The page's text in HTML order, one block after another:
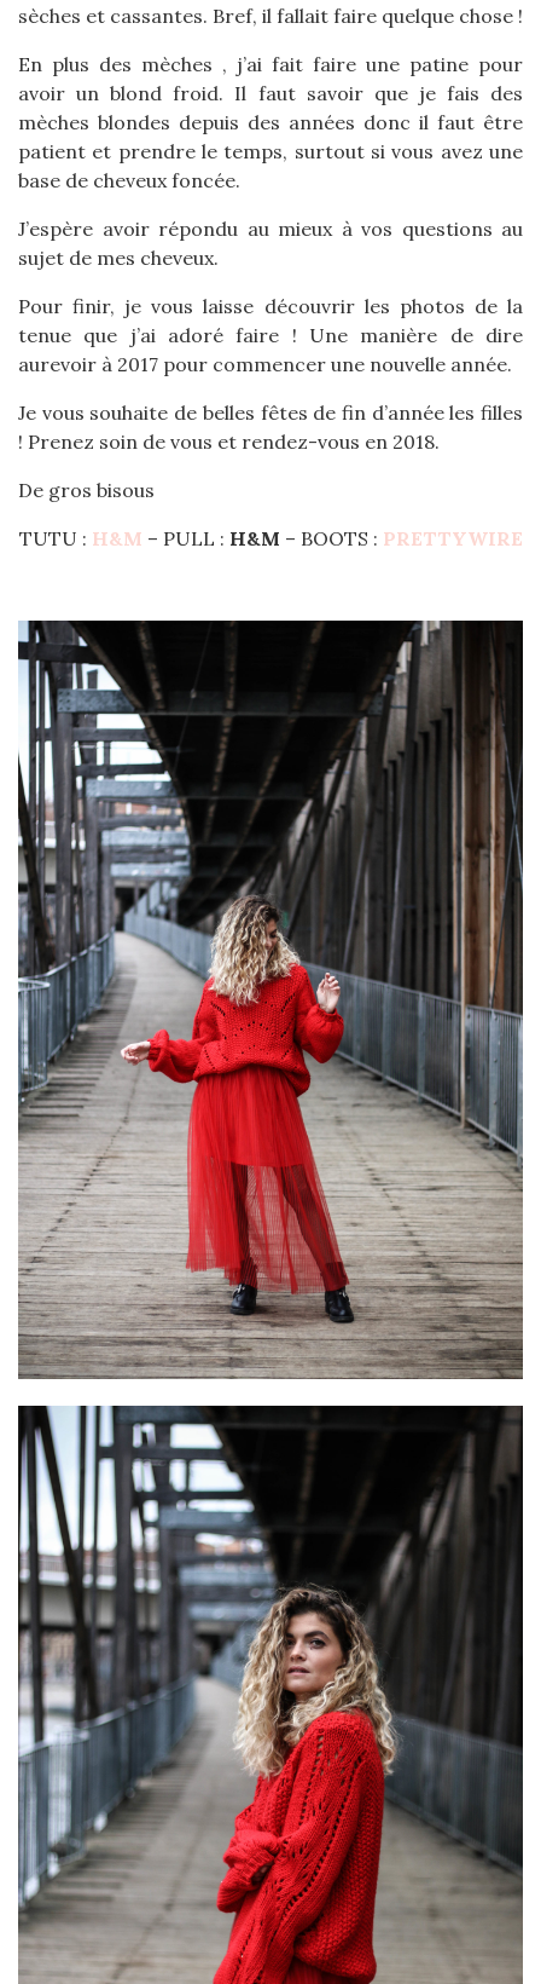
sèches et cassantes. Bref, il fallait faire quelque chose !
En plus des mèches , j’ai fait faire une patine pour
avoir un blond froid. Il faut savoir que je fais des
mèches blondes depuis des années donc il faut être
patient et prendre le temps, surtout si vous avez une
base de cheveux foncée.
J’espère avoir répondu au mieux à vos questions au
sujet de mes cheveux.
Pour finir, je vous laisse découvrir les photos de la
tenue que j’ai adoré faire ! Une manière de dire
aurevoir à 2017 pour commencer une nouvelle année.
Je vous souhaite de belles fêtes de fin d’année les filles
! Prenez soin de vous et rendez-vous en 2018.
De gros bisous
TUTU : H&M – PULL : H&M – BOOTS : PRETTYWIRE